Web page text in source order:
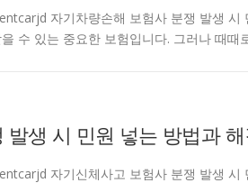
자기차량손해 보험사 분쟁 발생
수 있는 중요한 보험입니다. 그러나 때때
생 시 민원 넣는 방법과
자기신체사고 보험사 분쟁 발생